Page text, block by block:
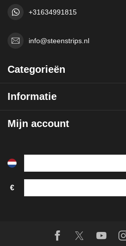
+31634991815
info@steenstrips.nl
Categorieën
Informatie
Mijn account
€